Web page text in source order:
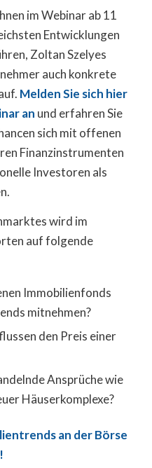
im Webinar ab 11
Entwicklungen
Zoltan Szelyes
auch konkrete
Melden Sie sich hier
an und erfahren Sie
sich mit offenen
Finanzinstrumenten
Investoren als
wird im
auf folgende
Immobilienfonds
mitnehmen?
den Preis einer
Ansprüche wie
Häuserkomplexe?
an der Börse